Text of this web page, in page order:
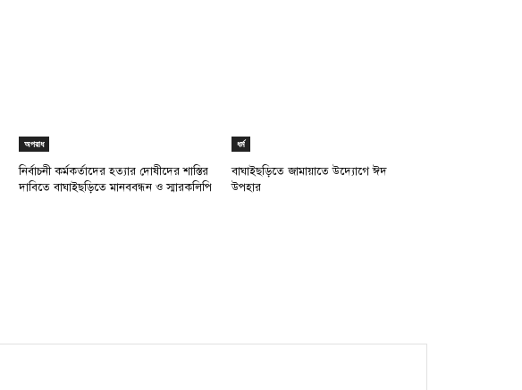
অপরাধ
নির্বাচনী কর্মকর্তাদের হত্যার দোষীদের শাস্তির
দাবিতে বাঘাইছড়িতে মানববন্ধন ও স্মারকলিপি
ধর্ম
বাঘাইছড়িতে জামায়াতে উদ্যোগে ঈদ
উপহার